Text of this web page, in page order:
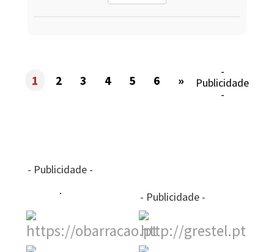
1 2 3 4 5 6 »
-
Publicidade
-
- Publicidade -
- Publicidade -